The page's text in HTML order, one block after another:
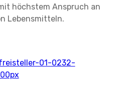
höchstem Anspruch an
Lebensmitteln.